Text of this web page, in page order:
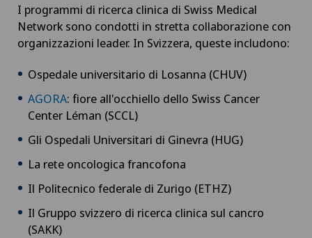
I programmi di ricerca clinica di Swiss Medical
Network sono condotti in stretta collaborazione con
organizzazioni leader. In Svizzera, queste includono:
Ospedale universitario di Losanna (CHUV)
AGORA: fiore all'occhiello dello Swiss Cancer
Center Léman (SCCL)
Gli Ospedali Universitari di Ginevra (HUG)
La rete oncologica francofona
Il Politecnico federale di Zurigo (ETHZ)
Il Gruppo svizzero di ricerca clinica sul cancro
(SAKK)